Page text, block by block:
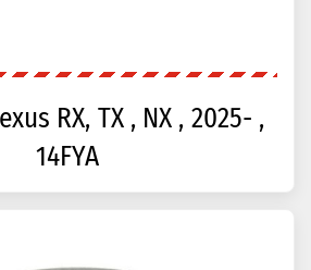
RX, TX , NX , 2025- ,
14FYA